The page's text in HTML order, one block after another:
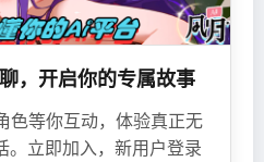
，开启你的专属故事
色等你互动，体验真正无
。立即加入，新用户登录